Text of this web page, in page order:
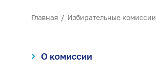
Главная Избирательные комиссии
О комиссии